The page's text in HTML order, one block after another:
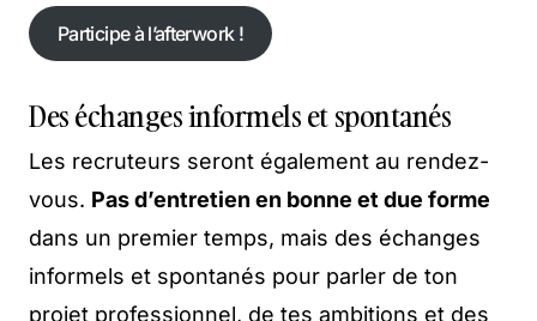
Participe à l’afterwork !
Participe à l’afterwork !
Des échanges informels et spontanés
Les recruteurs seront également au rendez-
vous. Pas d’entretien en bonne et due forme
dans un premier temps, mais des échanges
informels et spontanés pour parler de ton
projet professionnel, de tes ambitions et des